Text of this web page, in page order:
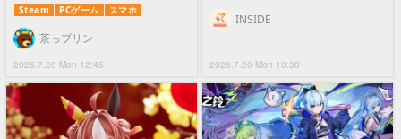
Steam PCゲーム スマホ
2026.7.20 Mon 12:45
茶っプリン
2026.7.20 Mon 10:30
INSIDE